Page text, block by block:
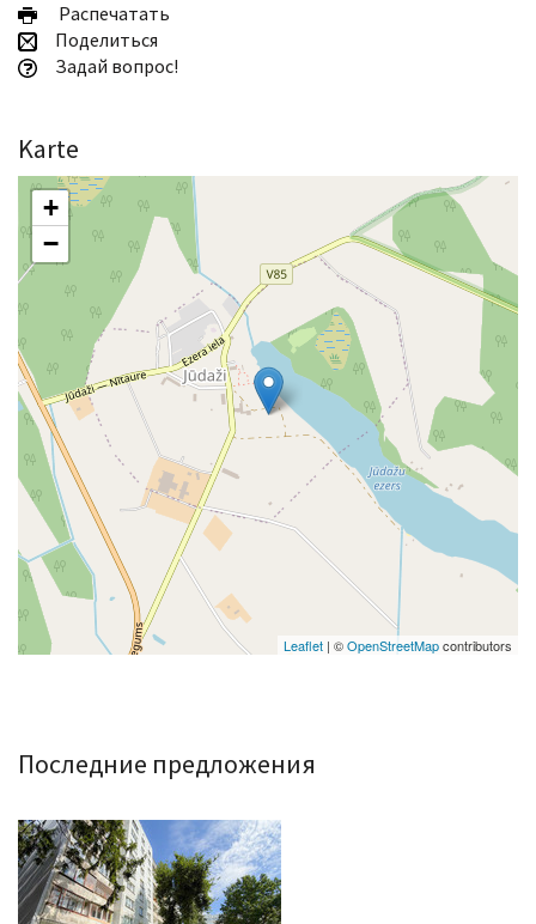
Pаспечатать
Поделиться
Задай вопрос!
Karte
+
−
Leaflet | ©OpenStreetMapcontributors
Последние предложения